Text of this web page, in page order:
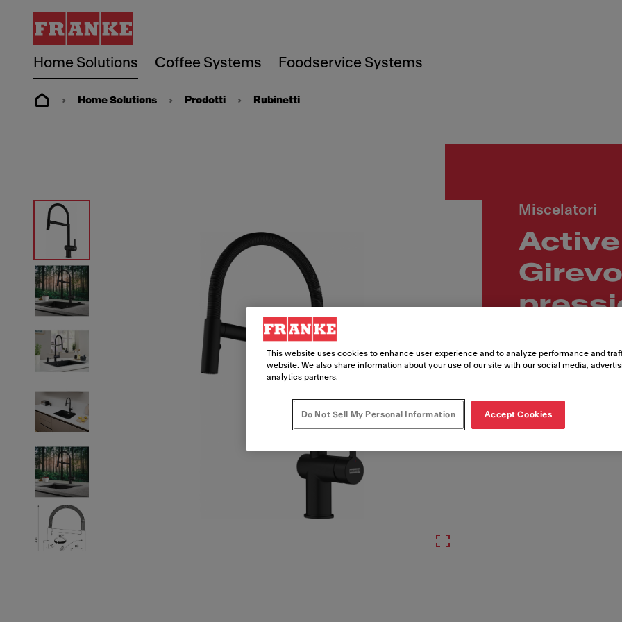
Home Solutions Coffee Systems Foodservice Systems
Home Solutions Prodotti Rubinetti
Miscelatori
115.0653.409
This website uses cookies to enhance user experience and to analyze performance and
website. We also share information about your use of our site with our social media,
analytics partners.
Do Not Sell My Personal Information Accept Cookies